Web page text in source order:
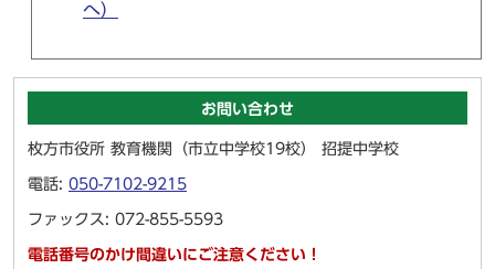
へ）
お問い合わせ
枚方市役所 教育機関（市立中学校19校） 招提中学校
電話: 050-7102-9215
ファックス: 072-855-5593
電話番号のかけ間違いにご注意ください！